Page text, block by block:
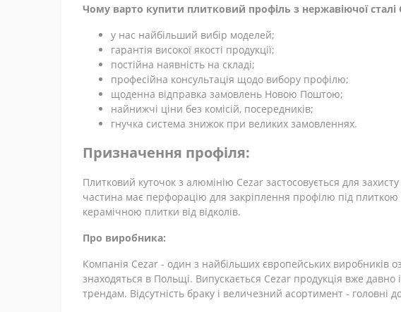
Чому варто купити плитковий профіль з нержавіючої сталі
у нас найбільший вибір моделей;
гарантія високої якості продукції;
постійна наявність на складі;
професійна консультація щодо вибору профілю;
щоденна відправка замовлень Новою Поштою;
найнижчі ціни без комісій, посередників;
гнучка система знижок при великих замовленнях.
Призначення профіля:
Плитковий куточок з алюмінію Cezar застосовується для
частина має перфорацію для закріплення профілю під
керамічною плитки від відколів.
Про виробника:
Компанія Cezar - один з найбільших європейських виробників
знаходяться в Польщі. Випускається Cezar продукція вже давно
трендам. Відсутність браку і величезний асортимент - головні